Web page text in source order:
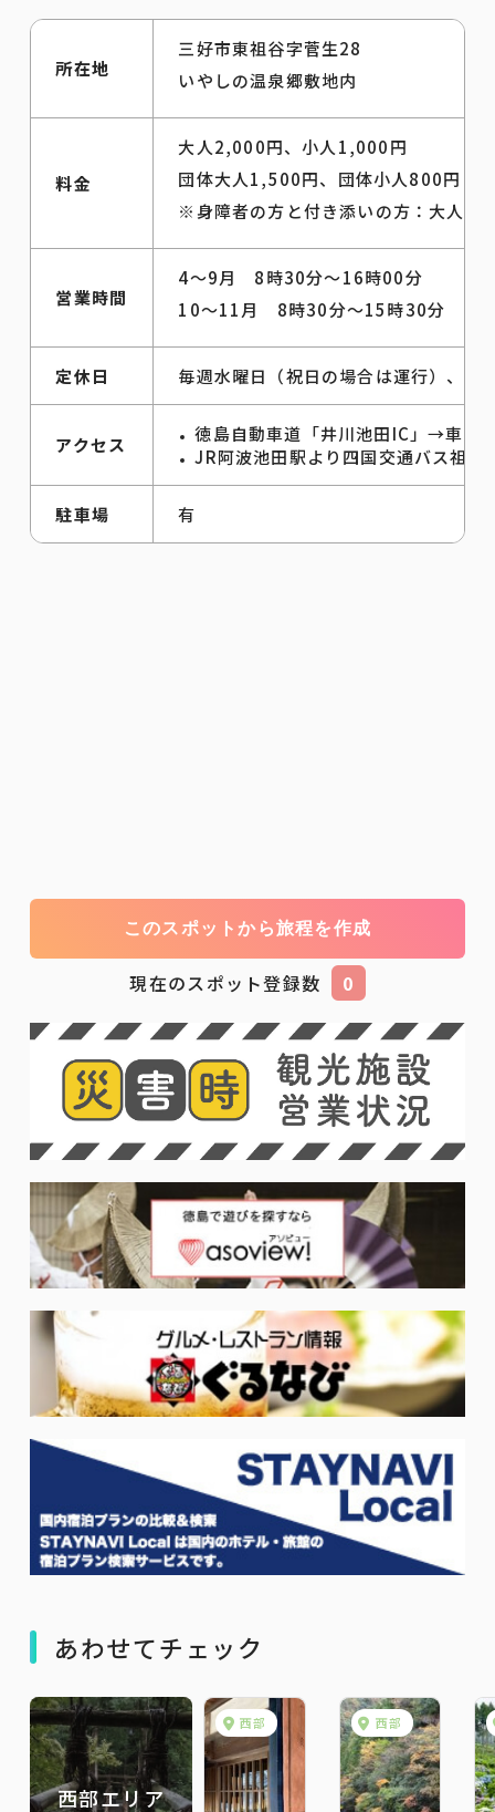
所在地
三好市東祖谷字菅生28
いやしの温泉郷敷地内
料金
大人2,000円、小人1,000円
団体大人1,500円、団体小人800円
※身障者の方と付き添いの方：大人
営業時間
4～9月 8時30分～16時00分
10～11月 8時30分～15時30分
定休日 毎週水曜日（祝日の場合は運行）、
アクセス
徳島自動車道「井川池田IC」→車で
JR阿波池田駅より四国交通バス祖
駐車場 有
このスポットから旅程を作成
現在のスポット登録数 0
あわせてチェック
西部エリア
西部 西部